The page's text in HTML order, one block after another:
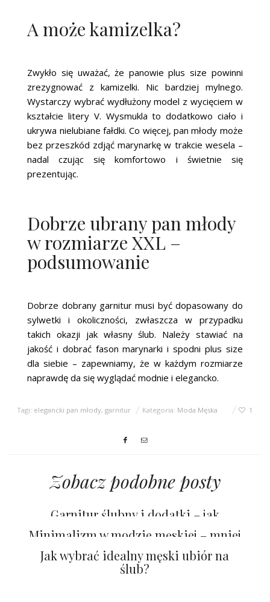
A może kamizelka?
Zwykło się uważać, że panowie plus size powinni
zrezygnować z kamizelki. Nic bardziej mylnego.
Wystarczy wybrać wydłużony model z wycięciem w
kształcie litery V. Wysmukla to dodatkowo ciało i
ukrywa nielubiane fałdki. Co więcej, pan młody może
bez przeszkód zdjąć marynarkę w trakcie wesela –
nadal czując się komfortowo i świetnie się
prezentując.
Dobrze ubrany pan młody
w rozmiarze XXL –
podsumowanie
Dobrze dobrany garnitur musi być dopasowany do
sylwetki i okoliczności, zwłaszcza w przypadku
takich okazji jak własny ślub. Należy stawiać na
jakość i dobrać fason marynarki i spodni plus size
dla siebie – zapewniamy, że w każdym rozmiarze
naprawdę da się wyglądać modnie i elegancko.
Tagi: elegancki pan młody,garnitur Kategoria: Moda Męska 1
Zobacz podobne posty
Garnitur ślubny i dodatki – jak
stworzyć spójną i elegancką stylizację?
Minimalizm w modzie męskiej – mniej
znaczy lepiej
Jak wybrać idealny męski ubiór na
ślub?